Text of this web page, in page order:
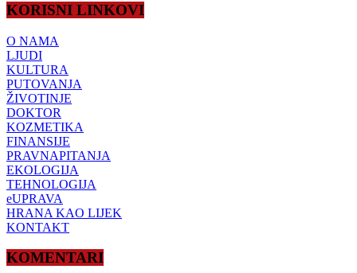
KORISNI LINKOVI
O NAMA
LJUDI
KULTURA
PUTOVANJA
ŽIVOTINJE
DOKTOR
KOZMETIKA
FINANSIJE
PRAVNAPITANJA
EKOLOGIJA
TEHNOLOGIJA
eUPRAVA
HRANA KAO LIJEK
KONTAKT
KOMENTARI